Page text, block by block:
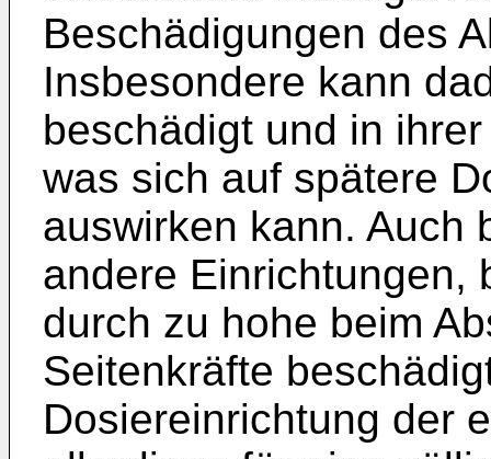
Beschädigungen des
Insbesondere kann
beschädigt und in
was sich auf spätere
auswirken kann. Auch
andere Einrichtungen,
durch zu hohe beim
Seitenkräfte
Dosiereinrichtung der